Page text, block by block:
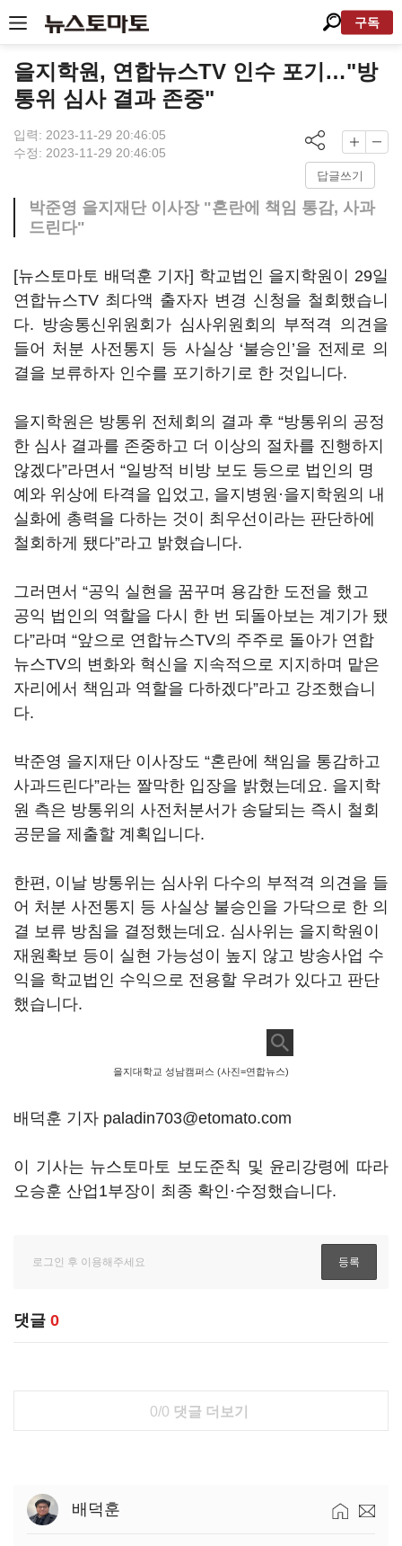
구독
을지학원, 연합뉴스TV 인수 포기…"방
통위 심사 결과 존중"
입력: 2023-11-29 20:46:05
수정: 2023-11-29 20:46:05
답글쓰기
박준영 을지재단 이사장 "혼란에 책임 통감, 사과
드린다"
[뉴스토마토 배덕훈 기자] 학교법인 을지학원이 29일
연합뉴스TV 최다액 출자자 변경 신청을 철회했습니
다. 방송통신위원회가 심사위원회의 부적격 의견을
들어 처분 사전통지 등 사실상 ‘불승인’을 전제로 의
결을 보류하자 인수를 포기하기로 한 것입니다.
을지학원은 방통위 전체회의 결과 후 “방통위의 공정
한 심사 결과를 존중하고 더 이상의 절차를 진행하지
않겠다”라면서 “일방적 비방 보도 등으로 법인의 명
예와 위상에 타격을 입었고, 을지병원·을지학원의 내
실화에 총력을 다하는 것이 최우선이라는 판단하에
철회하게 됐다”라고 밝혔습니다.
그러면서 “공익 실현을 꿈꾸며 용감한 도전을 했고
공익 법인의 역할을 다시 한 번 되돌아보는 계기가 됐
다”라며 “앞으로 연합뉴스TV의 주주로 돌아가 연합
뉴스TV의 변화와 혁신을 지속적으로 지지하며 맡은
자리에서 책임과 역할을 다하겠다”라고 강조했습니
다.
박준영 을지재단 이사장도 “혼란에 책임을 통감하고
사과드린다”라는 짤막한 입장을 밝혔는데요. 을지학
원 측은 방통위의 사전처분서가 송달되는 즉시 철회
공문을 제출할 계획입니다.
한편, 이날 방통위는 심사위 다수의 부적격 의견을 들
어 처분 사전통지 등 사실상 불승인을 가닥으로 한 의
결 보류 방침을 결정했는데요. 심사위는 을지학원이
재원확보 등이 실현 가능성이 높지 않고 방송사업 수
익을 학교법인 수익으로 전용할 우려가 있다고 판단
했습니다.
을지대학교 성남캠퍼스 (사진=연합뉴스)
배덕훈 기자 paladin703@etomato.com
이 기사는 뉴스토마토 보도준칙 및 윤리강령에 따라
오승훈 산업1부장이 최종 확인·수정했습니다.
댓글 0
0/0 댓글 더보기
배덕훈